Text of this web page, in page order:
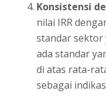
Konsistensi
nilai IRR
standar sektor
ada standar
di atas rata-
sebagai